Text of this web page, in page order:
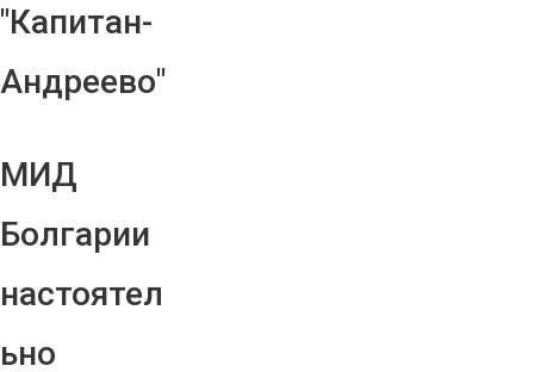
"Капитан-
Андреево"
МИД
Болгарии
настоятел
ьно